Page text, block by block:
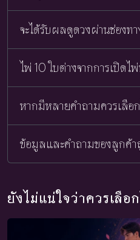
จะได้รับผลดูดวงผ่านช่องทา
ไพ่ 10 ใบต่างจากการเปิดไ
หากมีหลายคำถามควรเลือ
ข้อมูลและคำถามของลูกค้า
ยังไม่แน่ใจว่าควรเลือ